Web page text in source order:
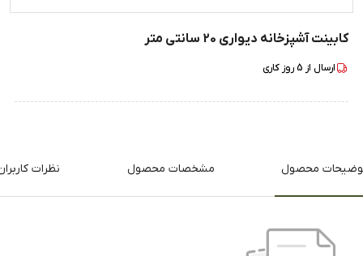
کابینت آشپزخانه دیواری 20 سانتی متر
ارسال از 5روز کاری
محصول مشخصات محصول نظرات